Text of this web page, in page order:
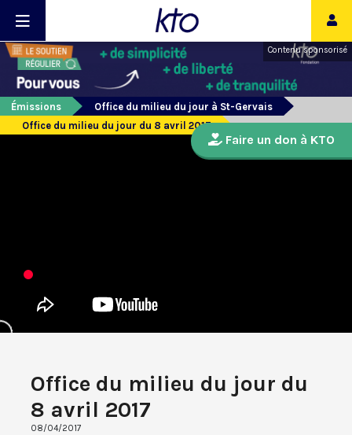
Contenu sponsorisé
Émissions
Office du milieu du jour à St-Gervais
Office du milieu du jour du 8 avril 2017
Office du milieu du jour du
8 avril 2017
08/04/2017
Faire un don à KTO